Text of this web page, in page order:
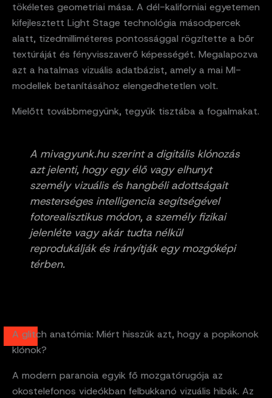
tökéletes geometriai mása. A dél-kaliforniai egyetemen
kifejlesztett Light Stage technológia másodpercek
alatt, tizedmilliméteres pontossággal rögzítette a bőr
textúráját és fényvisszaverő képességét. Megalapozva
azt a hatalmas vizuális adatbázist, amely a mai MI-
modellek betanításához elengedhetetlen volt.
Mielőtt továbbmegyünk, tegyük tisztába a fogalmakat.
A mivagyunk.hu szerint a digitális klónozás
azt jelenti, hogy egy élő vagy elhunyt
személy vizuális és hangbéli adottságait
mesterséges intelligencia segítségével
fotorealisztikus módon, a személy fizikai
jelenléte vagy akár tudta nélkül
reprodukálják és irányítják egy mozgóképi
térben.
A glitch anatómia: Miért hisszük azt, hogy a popikonok
klónok?
A modern paranoia egyik fő mozgatórugója az
okostelefonos videókban felbukkanó vizuális hibák. Az